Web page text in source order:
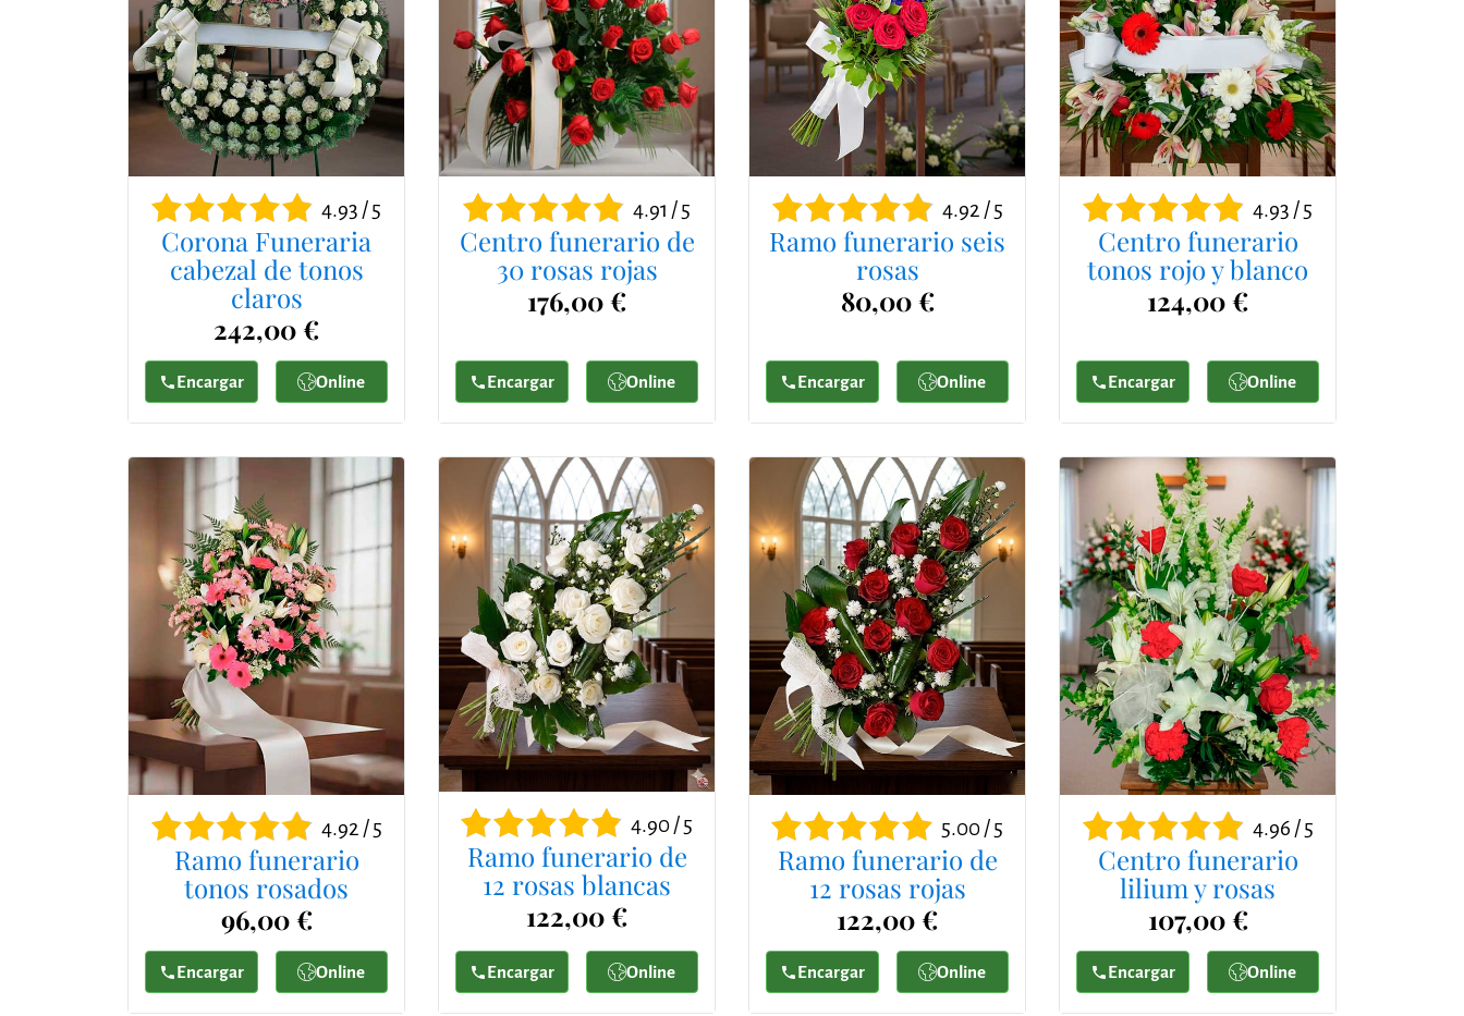
4.93 / 5
Corona Funeraria
cabezal de tonos
claros
242,00 €
Encargar Online
4.91 / 5
Centro funerario de
30 rosas rojas
176,00 €
Encargar Online
4.92 / 5
Ramo funerario seis
rosas
80,00 €
Encargar Online
4.93 / 5
Centro funerario
tonos rojo y blanco
124,00 €
Encargar Online
4.92 / 5
Ramo funerario
tonos rosados
96,00 €
Encargar Online
4.90 / 5
Ramo funerario de
12 rosas blancas
122,00 €
Encargar Online
5.00 / 5
Ramo funerario de
12 rosas rojas
122,00 €
Encargar Online
4.96 / 5
Centro funerario
lilium y rosas
107,00 €
Encargar Online